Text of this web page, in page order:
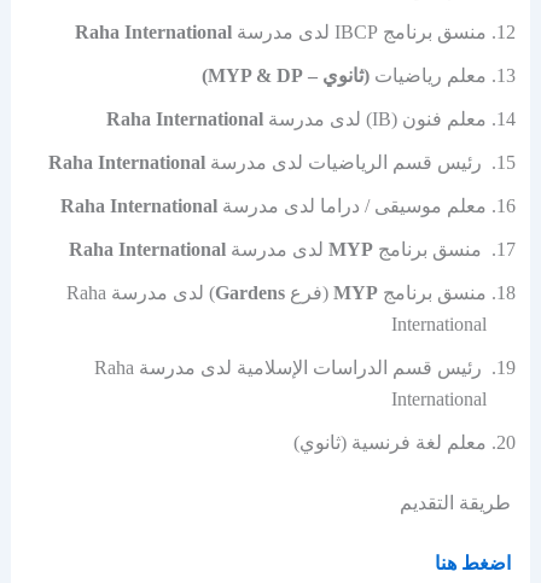
منسق برنامج IBCP لدى مدرسة
معلم رياضيات (ثانوي – MYP & DP)
معلم فنون (IB) لدى مدرسة
رئيس قسم الرياضيات لدى مدرسة
معلم موسيقى / دراما لدى مدرسة
منسق برنامج MYP لدى مدرسة
منسق برنامج MYP (فرع Gardens
) لدى مدرسة Raha
International
رئيس قسم الدراسات الإسلامية لدى مدرسة Raha
International
معلم لغة فرنسية (ثانوي)
طريقة التقديم
اضغط هنا